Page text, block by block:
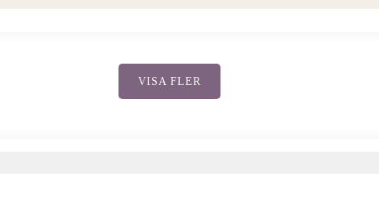
VISA FLER